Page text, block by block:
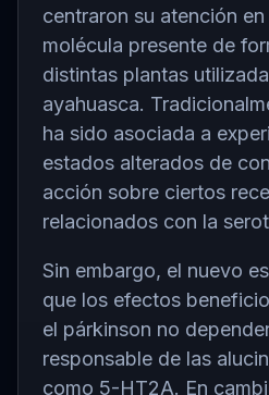
centraron su atención
molécula presente de
distintas plantas
ayahuasca.
ha sido asociada a
estados alterados de
acción sobre ciertos
relacionados con la
Sin embargo, el nuevo
que los efectos
el párkinson no
responsable de las
como 5-HT2A. En